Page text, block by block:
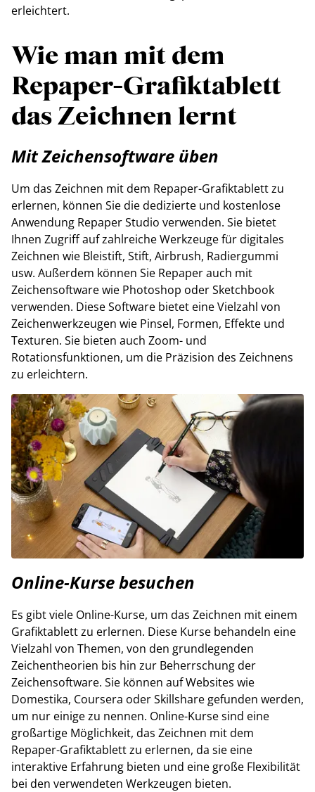
erleichtert.
Wie man mit dem
Repaper-Grafiktablett
das Zeichnen lernt
Mit Zeichensoftware üben
Um das Zeichnen mit dem Repaper-Grafiktablett zu
erlernen, können Sie die dedizierte und kostenlose
Anwendung Repaper Studio verwenden. Sie bietet
Ihnen Zugriff auf zahlreiche Werkzeuge für digitales
Zeichnen wie Bleistift, Stift, Airbrush, Radiergummi
usw. Außerdem können Sie Repaper auch mit
Zeichensoftware wie Photoshop oder Sketchbook
verwenden. Diese Software bietet eine Vielzahl von
Zeichenwerkzeugen wie Pinsel, Formen, Effekte und
Texturen. Sie bieten auch Zoom- und
Rotationsfunktionen, um die Präzision des Zeichnens
zu erleichtern.
Online-Kurse besuchen
Es gibt viele Online-Kurse, um das Zeichnen mit einem
Grafiktablett zu erlernen. Diese Kurse behandeln eine
Vielzahl von Themen, von den grundlegenden
Zeichentheorien bis hin zur Beherrschung der
Zeichensoftware. Sie können auf Websites wie
Domestika, Coursera oder Skillshare gefunden werden,
um nur einige zu nennen. Online-Kurse sind eine
großartige Möglichkeit, das Zeichnen mit dem
Repaper-Grafiktablett zu erlernen, da sie eine
interaktive Erfahrung bieten und eine große Flexibilität
bei den verwendeten Werkzeugen bieten.